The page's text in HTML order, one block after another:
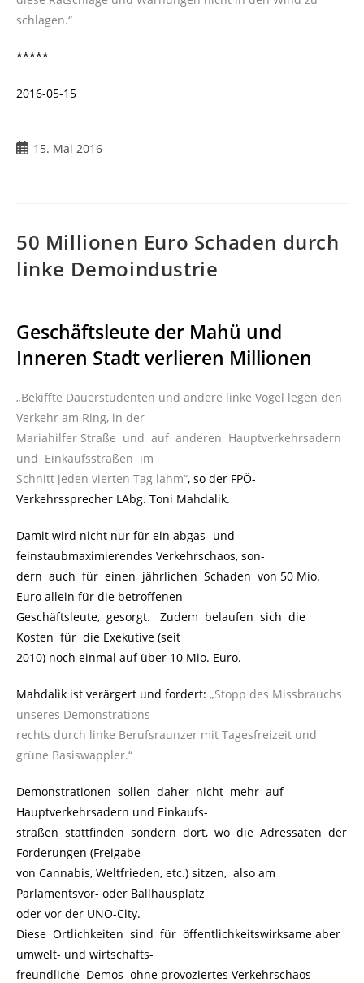
schlagen.“
*****
2016-05-15
Beitrag15. Mai 2016
50 Millionen Euro Schaden durch
linke Demoindustrie
Geschäftsleute der Mahü und
Inneren Stadt verlieren Millionen
„Bekiffte Dauerstudenten und andere linke Vögel legen den
Verkehr am Ring, in der
Mariahilfer Straße und auf anderen Hauptverkehrsadern
und Einkaufsstraßen im
Schnitt jeden vierten Tag lahm“, so der FPÖ-
Verkehrssprecher LAbg. Toni Mahdalik.
Damit wird nicht nur für ein abgas- und
feinstaubmaximierendes Verkehrschaos, son-
dern auch für einen jährlichen Schaden von 50 Mio.
Euro allein für die betroffenen
Geschäftsleute, gesorgt. Zudem belaufen sich die
Kosten für die Exekutive (seit
2010) noch einmal auf über 10 Mio. Euro.
Mahdalik ist verärgert und fordert: „Stopp des Missbrauchs
unseres Demonstrations-
rechts durch linke Berufsraunzer mit Tagesfreizeit und
grüne Basiswappler.“
Demonstrationen sollen daher nicht mehr auf
Hauptverkehrsadern und Einkaufs-
straßen stattfinden sondern dort, wo die Adressaten der
Forderungen (Freigabe
von Cannabis, Weltfrieden, etc.) sitzen, also am
Parlamentsvor- oder Ballhausplatz
oder vor der UNO-City.
Diese Örtlichkeiten sind für öffentlichkeitswirksame aber
umwelt- und wirtschafts-
freundliche Demos ohne provoziertes Verkehrschaos